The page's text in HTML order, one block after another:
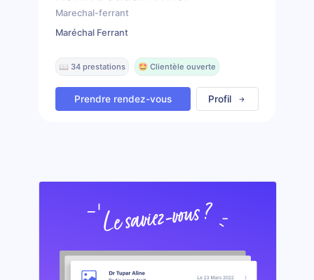
Marechal-ferrant
Maréchal Ferrant
📖 34 prestations 🤩 Clientèle ouverte
Prendre rendez-vous Profil